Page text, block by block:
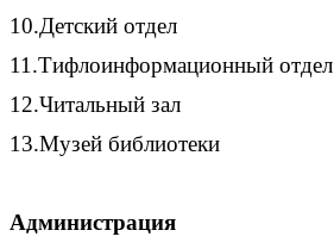
10.Детский отдел
11.Тифлоинформационный отдел
12.Читальный зал
13.Музей библиотеки
Администрация